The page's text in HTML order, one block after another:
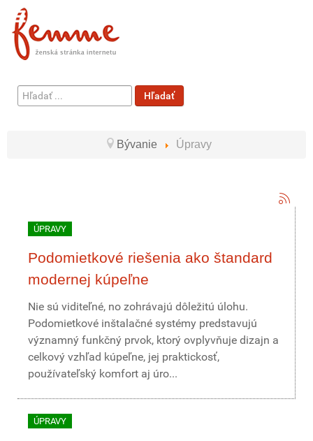
Hľadať
...
Hľadať
Bývanie Úpravy
ÚPRAVY
Podomietkové riešenia ako štandard
modernej kúpeľne
Nie sú viditeľné, no zohrávajú dôležitú úlohu.
Podomietkové inštalačné systémy predstavujú
významný funkčný prvok, ktorý ovplyvňuje dizajn a
celkový vzhľad kúpeľne, jej praktickosť,
používateľský komfort aj úro...
ÚPRAVY